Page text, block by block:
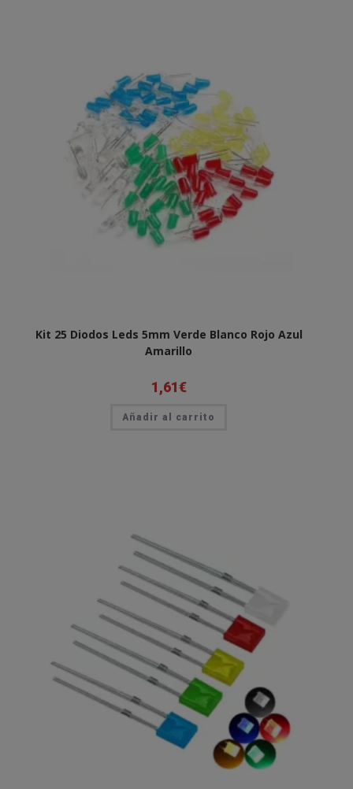
Kit 25 Diodos Leds 5mm Verde Blanco Rojo Azul
Amarillo
1,61€
Añadir al carrito